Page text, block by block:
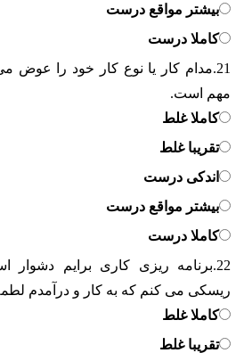
بیشتر مواقع درست
کاملا درست
21. مدام کار یا نوع کار خود را عوض
مهم است.
کاملا غلط
تقریبا غلط
اندکی درست
بیشتر مواقع درست
کاملا درست
22. برنامه ریزی کاری برایم
ریسکی می کنم که به کار و درآمدم
کاملا غلط
تقریبا غلط